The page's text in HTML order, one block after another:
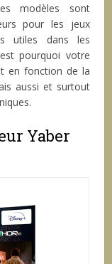
modèles sont
pour les jeux
utiles dans les
pourquoi votre
en fonction de la
aussi et surtout
Yaber